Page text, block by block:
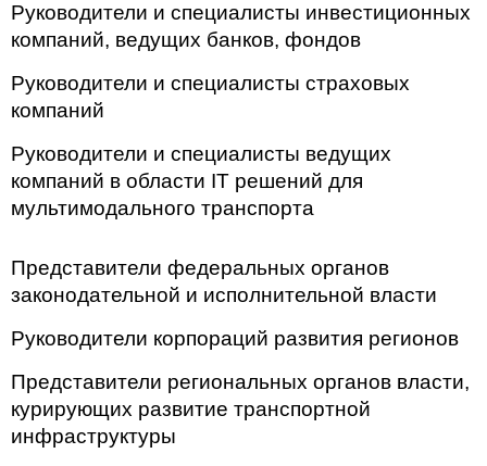
Руководители и специалисты инвестиционных
компаний, ведущих банков, фондов
Руководители и специалисты страховых
компаний
Руководители и специалисты ведущих
компаний в области IT решений для
мультимодального транспорта
Представители федеральных органов
законодательной и исполнительной власти
Руководители корпораций развития регионов
Представители региональных органов власти,
курирующих развитие транспортной
инфраструктуры